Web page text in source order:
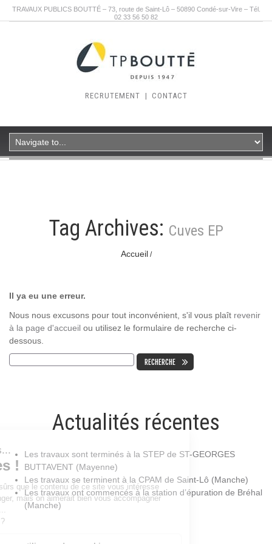
TRAVAUX PUBLICS BOUTTÉ – 73, route de Saint-Lô – 50890 Condé-sur-Vire – Tél.
02 33 56 50 82
RECRUTEMENT | CONTACT
Tag Archives: Cuves EP
Accueil
Il ya eu une erreur.
Nous nous excusons pour tout inconvénient, s'il vous plaît revenir
à la page d'accueil ou utilisez le formulaire de recherche ci-
dessous.
Actualités récentes
Les travaux sont terminés à la STEP de ST-GEORGES
BUTTAVENT (Mayenne)
Les travaux se terminent à la CPAM de Saint-Lô (Manche)
Les travaux ont commencés à la station d’épuration de Bréhal
(Manche)